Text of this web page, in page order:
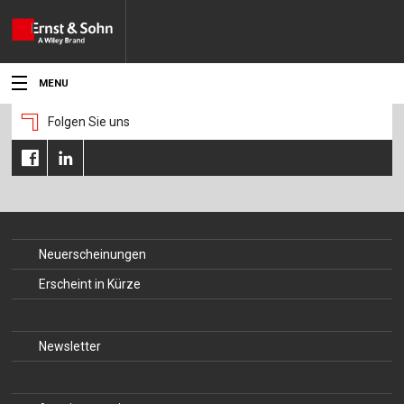
MENU
Aktuelles
Veranstaltungen
Produkte
Folgen Sie uns
Neuerscheinungen
Erscheint in Kürze
Newsletter